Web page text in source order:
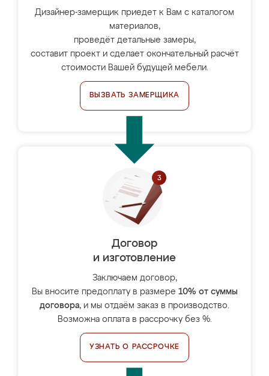
Дизайнер-замерщик приедет к Вам с каталогом
материалов,
проведёт детальные замеры,
составит проект и сделает окончательный расчёт
стоимости Вашей будущей мебели.
ВЫЗВАТЬ ЗАМЕРЩИКА
Договор
и изготовление
Заключаем договор,
Вы вносите предоплату в размере 10% от суммы
договора, и мы отдаём заказ в производство.
Возможна оплата в рассрочку без %.
УЗНАТЬ О РАССРОЧКЕ